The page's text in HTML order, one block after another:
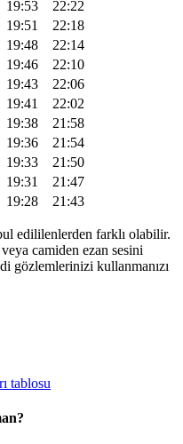
19:53
22:22
19:51
22:18
19:48
22:14
19:46
22:10
19:43
22:06
19:41
22:02
19:38
21:58
19:36
21:54
19:33
21:50
19:31
21:47
19:28 21:43
edililenlerden farklı olabilir.
camiden ezan sesini
gözlemlerinizi kullanmanızı
tablosu